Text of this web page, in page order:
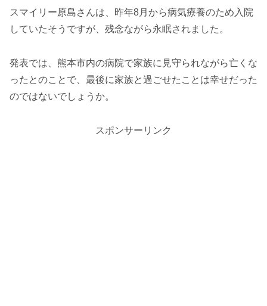
スマイリー原島さんは、昨年8月から病気療養のため入院
していたそうですが、残念ながら永眠されました。
発表では、熊本市内の病院で家族に見守られながら亡くな
ったとのことで、最後に家族と過ごせたことは幸せだった
のではないでしょうか。
スポンサーリンク